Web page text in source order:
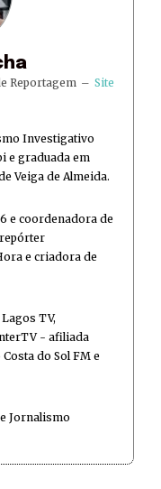
Reportagem – Site
Investigativo
e graduada em
Veiga de Almeida.
e coordenadora de
e criadora de
TV,
- afiliada
do Sol FM e
Jornalismo